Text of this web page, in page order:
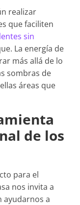
realizar
que faciliten
sin
La energía de
más allá de lo
sombras de
áreas que
de los
para el
nos invita a
ayudarnos a